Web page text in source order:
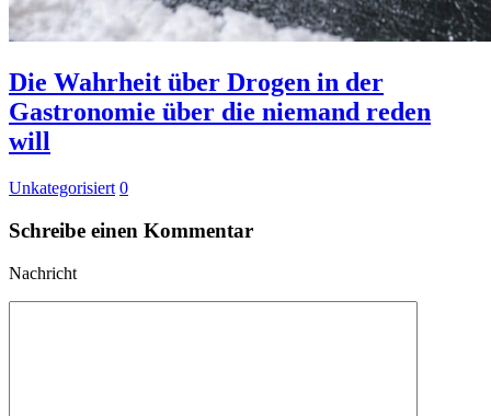
Die Wahrheit über Drogen in der
Gastronomie über die niemand reden
will
Unkategorisiert 0
Schreibe einen Kommentar
Nachricht